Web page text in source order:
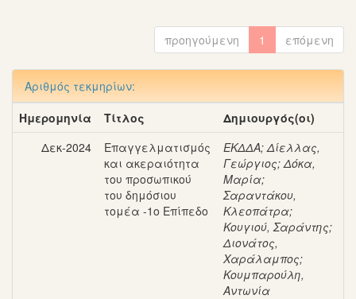
προηγούμενη 1 επόμενη
Αριθμός τεκμηρίων:
Ημερομηνία
Τίτλος
Δημιουργός(οι)
Δεκ-2024
Επαγγελματισμός
και ακεραιότητα
του προσωπικού
του δημόσιου
τομέα -1ο Επίπεδο
ΕΚΔΔΑ;Δίελλας,
Γεώργιος;Δόκα,
Μαρία;
Σαραντάκου,
Κλεοπάτρα;
Κουγιού, Σαράντης;
Διονάτος,
Χαράλαμπος;
Κουμπαρούλη,
Αντωνία